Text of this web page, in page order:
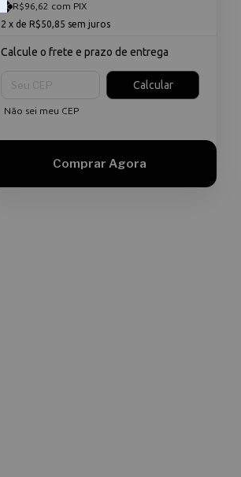
R$96,62 com PIX
2 x de R$50,85 sem juros
Calcule o frete e prazo de entrega
Calcular
Não sei meu CEP